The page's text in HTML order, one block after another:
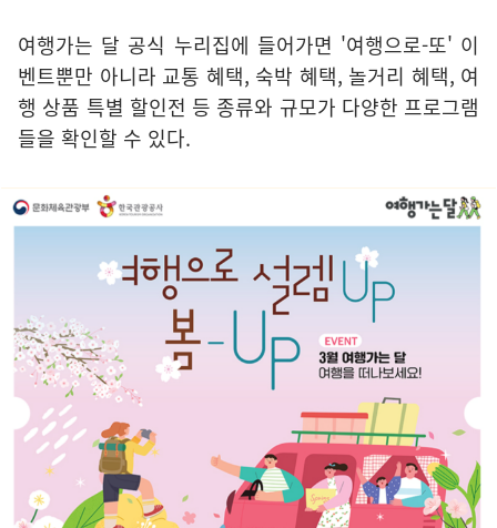
여행가는 달 공식 누리집에 들어가면 '여행으로-또' 이
벤트뿐만 아니라 교통 혜택, 숙박 혜택, 놀거리 혜택, 여
행 상품 특별 할인전 등 종류와 규모가 다양한 프로그램
들을 확인할 수 있다.